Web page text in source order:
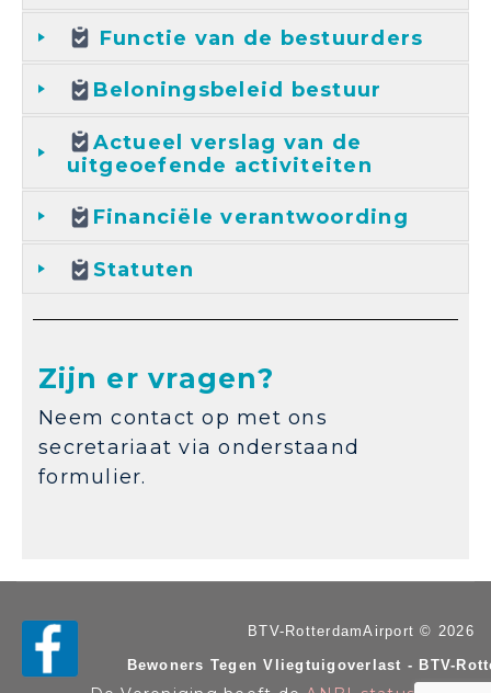
Functie van de bestuurders
Beloningsbeleid bestuur
Actueel verslag van de
uitgeoefende activiteiten
Financiële verantwoording
Statuten
Zijn er vragen?
Neem contact op met ons
secretariaat via onderstaand
formulier.
BTV-RotterdamAirport © 2026
Bewoners Tegen Vliegtuigoverlast - BTV-